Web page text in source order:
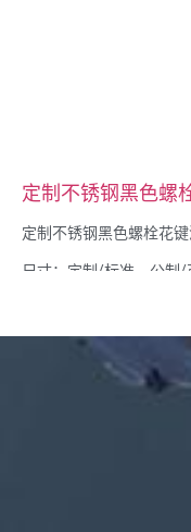
定制不锈钢黑色螺
定制不锈钢黑色螺栓花
尺寸：定制/标准，公制/
火等
封头样式：平底封头、
头、六角封头、芝士封